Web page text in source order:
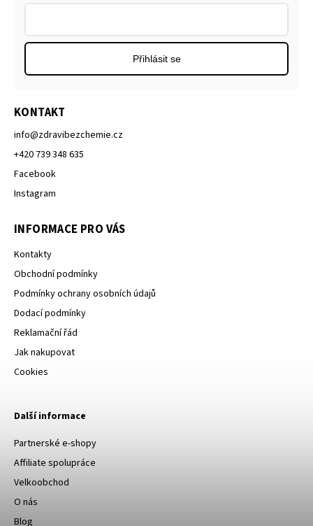
KONTAKT
info@zdravibezchemie.cz
+420 739 348 635
Facebook
Instagram
INFORMACE PRO VÁS
Kontakty
Obchodní podmínky
Podmínky ochrany osobních údajů
Dodací podmínky
Reklamační řád
Jak nakupovat
Cookies
Přihlásit se
Další informace
Partnerské e-shopy
Affiliate spolupráce
Velkoobchod
O nás
Blog